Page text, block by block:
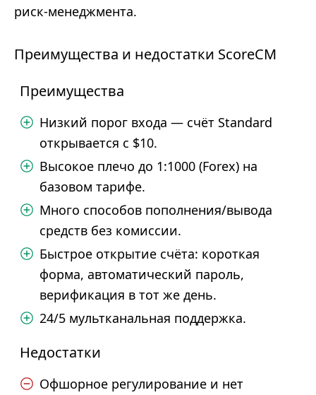
риск-менеджмента.
Преимущества и недостатки ScoreCM
Преимущества
Низкий порог входа — счёт Standard
открывается с $10.
Высокое плечо до 1:1000 (Forex) на
базовом тарифе.
Много способов пополнения/вывода
средств без комиссии.
Быстрое открытие счёта: короткая
форма, автоматический пароль,
верификация в тот же день.
24/5 мультканальная поддержка.
Недостатки
Офшорное регулирование и нет